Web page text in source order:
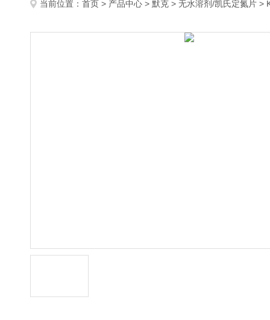
当前位置： 首页 > 产品中心 > 默克 > 无水溶剂/凯氏定氮片 >